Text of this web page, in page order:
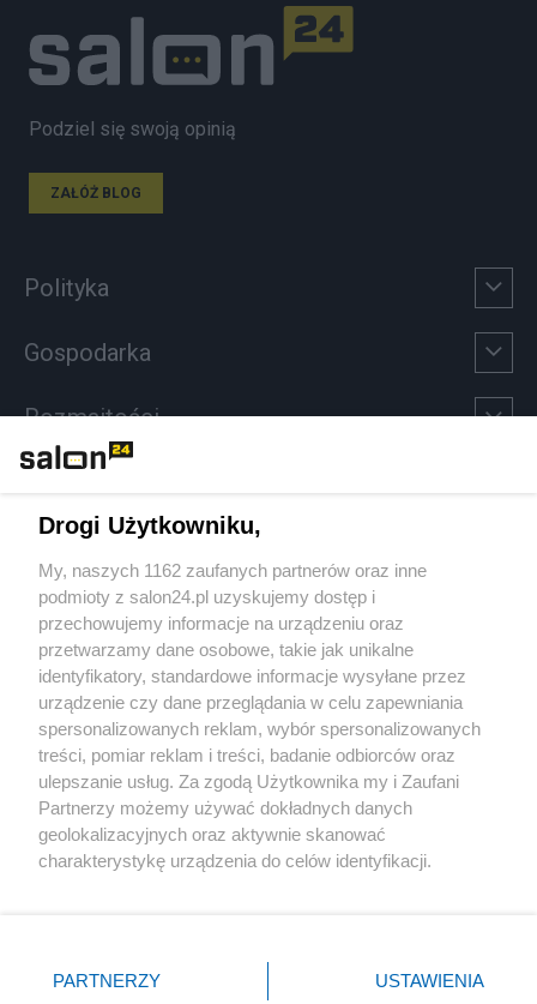
Podziel się swoją opinią
ZAŁÓŻ BLOG
Polityka
Gospodarka
Rozmaitości
Sport
Społeczeństwo
Kultura
X Facebook Instagram Youtube
Drogi Użytkowniku,
My, naszych 1162 zaufanych partnerów oraz inne
podmioty z salon24.pl uzyskujemy dostęp i
przechowujemy informacje na urządzeniu oraz
przetwarzamy dane osobowe, takie jak unikalne
identyfikatory, standardowe informacje wysyłane przez
urządzenie czy dane przeglądania w celu zapewniania
spersonalizowanych reklam, wybór spersonalizowanych
treści, pomiar reklam i treści, badanie odbiorców oraz
ulepszanie usług. Za zgodą Użytkownika my i Zaufani
Partnerzy możemy używać dokładnych danych
geolokalizacyjnych oraz aktywnie skanować
charakterystykę urządzenia do celów identyfikacji.
zmienić/wycofać klikając przycisk ustawień prywatności
znajdujący się w lewym dolnym rogu strony
PARTNERZY USTAWIENIA